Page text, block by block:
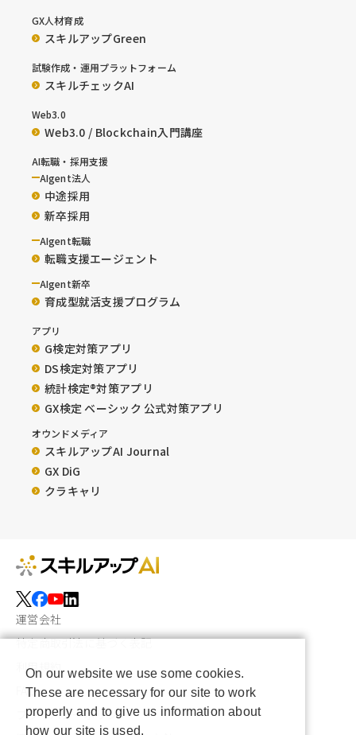
GX人材育成
スキルアップGreen
試験作成・運用プラットフォーム
スキルチェックAI
Web3.0
Web3.0 / Blockchain入門講座
AI転職・採用支援
AIgent法人
中途採用
新卒採用
AIgent転職
転職支援エージェント
AIgent新卒
育成型就活支援プログラム
アプリ
G検定対策アプリ
DS検定対策アプリ
統計検定®︎対策アプリ
GX検定 ベーシック 公式対策アプリ
オウンドメディア
スキルアップAI Journal
GX DiG
クラキャリ
運営会社
特定商取引法に基づく表記
利用規約
FAQ
プライバシーポリシー
On our website we use some cookies.
These are necessary for our site to work
properly and to give us information about
how our site is used.